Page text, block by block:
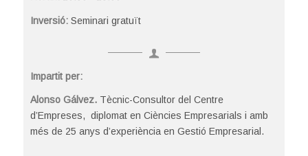
Inversió: Seminari gratuït
Impartit per:
Alonso Gálvez. Tècnic-Consultor del Centre
d’Empreses, diplomat en Ciències Empresarials i amb
més de 25 anys d’experiència en Gestió Empresarial.